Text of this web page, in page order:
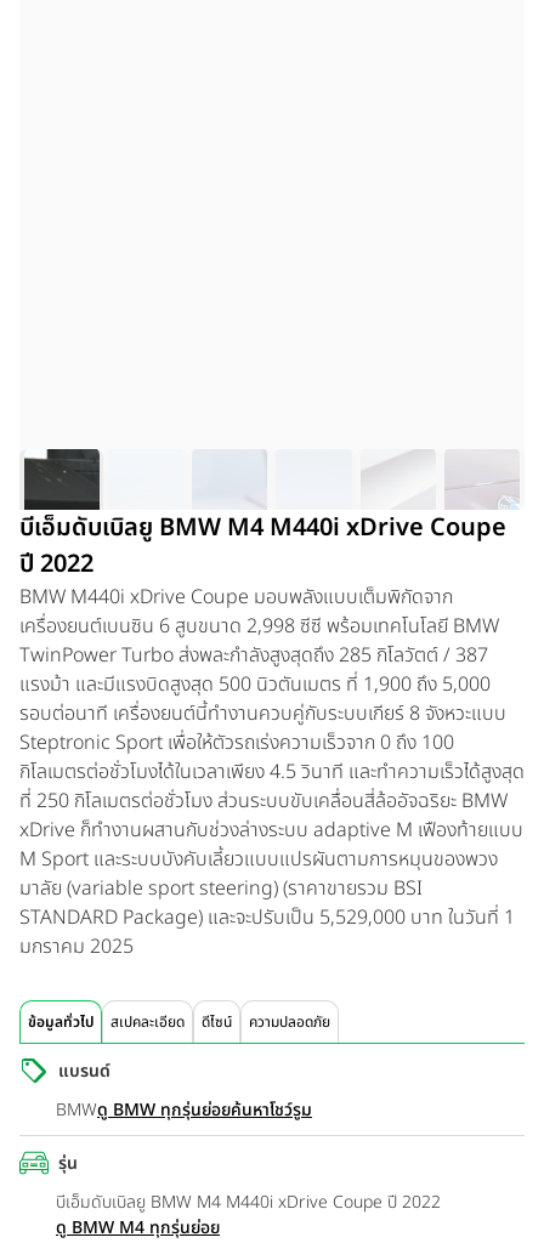
บีเอ็มดับเบิลยู BMW M4 M440i xDrive Coupe
ปี 2022
BMW M440i xDrive Coupe มอบพลังแบบเต็มพิกัดจาก
เครื่องยนต์เบนซิน 6 สูบขนาด 2,998 ซีซี พร้อมเทคโนโลยี BMW
TwinPower Turbo ส่งพละกำลังสูงสุดถึง 285 กิโลวัตต์ / 387
แรงม้า และมีแรงบิดสูงสุด 500 นิวตันเมตร ที่ 1,900 ถึง 5,000
รอบต่อนาที เครื่องยนต์นี้ทำงานควบคู่กับระบบเกียร์ 8 จังหวะแบบ
Steptronic Sport เพื่อให้ตัวรถเร่งความเร็วจาก 0 ถึง 100
กิโลเมตรต่อชั่วโมงได้ในเวลาเพียง 4.5 วินาที และทำความเร็วได้สูงสุด
ที่ 250 กิโลเมตรต่อชั่วโมง ส่วนระบบขับเคลื่อนสี่ล้ออัจฉริยะ BMW
xDrive ก็ทำงานผสานกับช่วงล่างระบบ adaptive M เฟืองท้ายแบบ
M Sport และระบบบังคับเลี้ยวแบบแปรผันตามการหมุนของพวง
มาลัย (variable sport steering) (ราคาขายรวม BSI
STANDARD Package) และจะปรับเป็น 5,529,000 บาท ในวันที่ 1
มกราคม 2025
ข้อมูลทั่วไป สเปคละเอียด ดีไซน์ ความปลอดภัย
แบรนด์
BMWดู BMW ทุกรุ่นย่อยค้นหาโชว์รูม
รุ่น
บีเอ็มดับเบิลยู BMW M4 M440i xDrive Coupe ปี 2022
ดู BMW M4 ทุกรุ่นย่อย